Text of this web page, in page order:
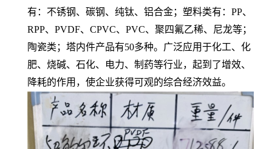
有：不锈钢、碳钢、纯钛、铝合金；塑料类有：PP、
RPP、PVDF、CPVC、PVC、聚四氟乙稀、尼龙等；
陶瓷类；塔内件产品有50多种。广泛应用于化工、化
肥、烧碱、石化、电力、制药等行业，起到了增效、
降耗的作用，使企业获得可观的综合经济效益。